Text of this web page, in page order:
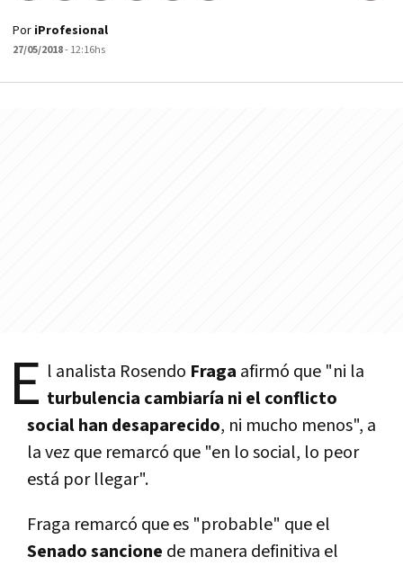
Por iProfesional
27/05/2018- 12:16hs
E l analista Rosendo Fraga afirmó que "ni la
turbulencia cambiarí­a ni el conflicto
social han desaparecido, ni mucho menos", a
la vez que remarcó que "en lo social, lo peor
está por llegar".
Fraga remarcó que es "probable" que el
Senado sancione de manera definitiva el